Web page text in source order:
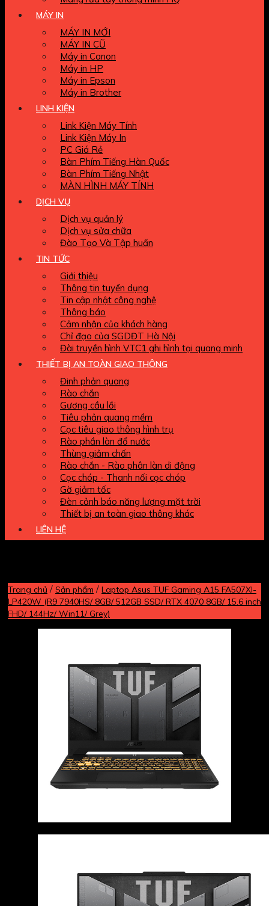
MÁY IN
MÁY IN MỚI
MÁY IN CŨ
Máy in Canon
Máy in HP
Máy in Epson
Máy in Brother
LINH KIỆN
Link Kiện Máy Tính
Link Kiện Máy In
PC Giá Rẻ
Bàn Phím Tiếng Hàn Quốc
Bàn Phím Tiếng Nhật
MÀN HÌNH MÁY TÍNH
DỊCH VỤ
Dịch vụ quản lý
Dịch vụ sửa chữa
Đào Tạo Và Tập huấn
TIN TỨC
Giới thiệu
Thông tin tuyển dụng
Tin cập nhật công nghệ
Thông báo
Cảm nhận của khách hàng
Chỉ đạo của SGDĐT Hà Nội
Đài truyền hình VTC1 ghi hình tại quang minh
THIẾT BỊ AN TOÀN GIAO THÔNG
Đinh phản quang
Rào chắn
Gương cầu lồi
Tiêu phản quang mềm
Cọc tiêu giao thông hình trụ
Rào phần làn đổ nước
Thùng giảm chấn
Rào chắn - Rào phân làn di động
Cọc chóp - Thanh nối cọc chóp
Gờ giảm tốc
Đèn cảnh báo năng lượng mặt trời
Thiết bị an toàn giao thông khác
LIÊN HỆ
Trang chủ / Sản phẩm / Laptop Asus TUF Gaming A15 FA507XI-
LP420W (R9 7940HS/ 8GB/ 512GB SSD/ RTX 4070 8GB/ 15.6 inch
FHD/ 144Hz/ Win11/ Grey)